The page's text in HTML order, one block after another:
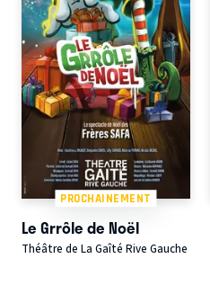
PROCHAINEMENT
Le Grrôle de Noël
Théâtre de La Gaîté Rive Gauche